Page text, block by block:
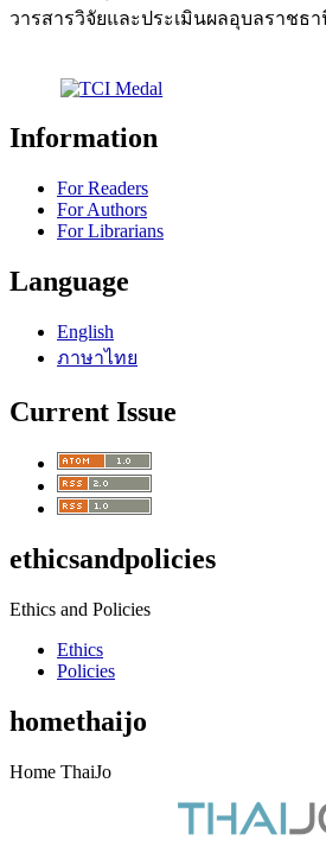
วารสารวิจัยและประเมินผลอุบลราชธ
Information
For Readers
For Authors
For Librarians
Language
English
ภาษาไทย
Current Issue
ethicsandpolicies
Ethics and Policies
Ethics
Policies
homethaijo
Home ThaiJo